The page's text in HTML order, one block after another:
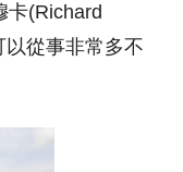
卡(Richard
從事非常多不